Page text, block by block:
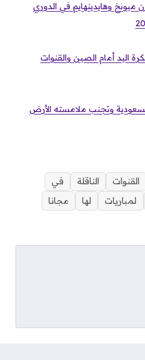
ميونخ وهايدينهايم في الدوري
اليد أمام الصين والقنوات
وتجنب ملامسته الأرض
القنوات الناقلة
في
لمباريات لها مجانا